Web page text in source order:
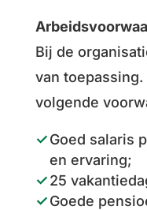
Bij de
van
volgende
Goed salaris
en ervaring;
25
Goede